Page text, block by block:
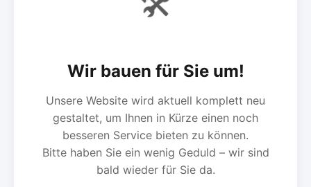
Wir bauen für Sie um!
Unsere Website wird aktuell komplett neu
gestaltet, um Ihnen in Kürze einen noch
besseren Service bieten zu können.
Bitte haben Sie ein wenig Geduld – wir sind
bald wieder für Sie da.